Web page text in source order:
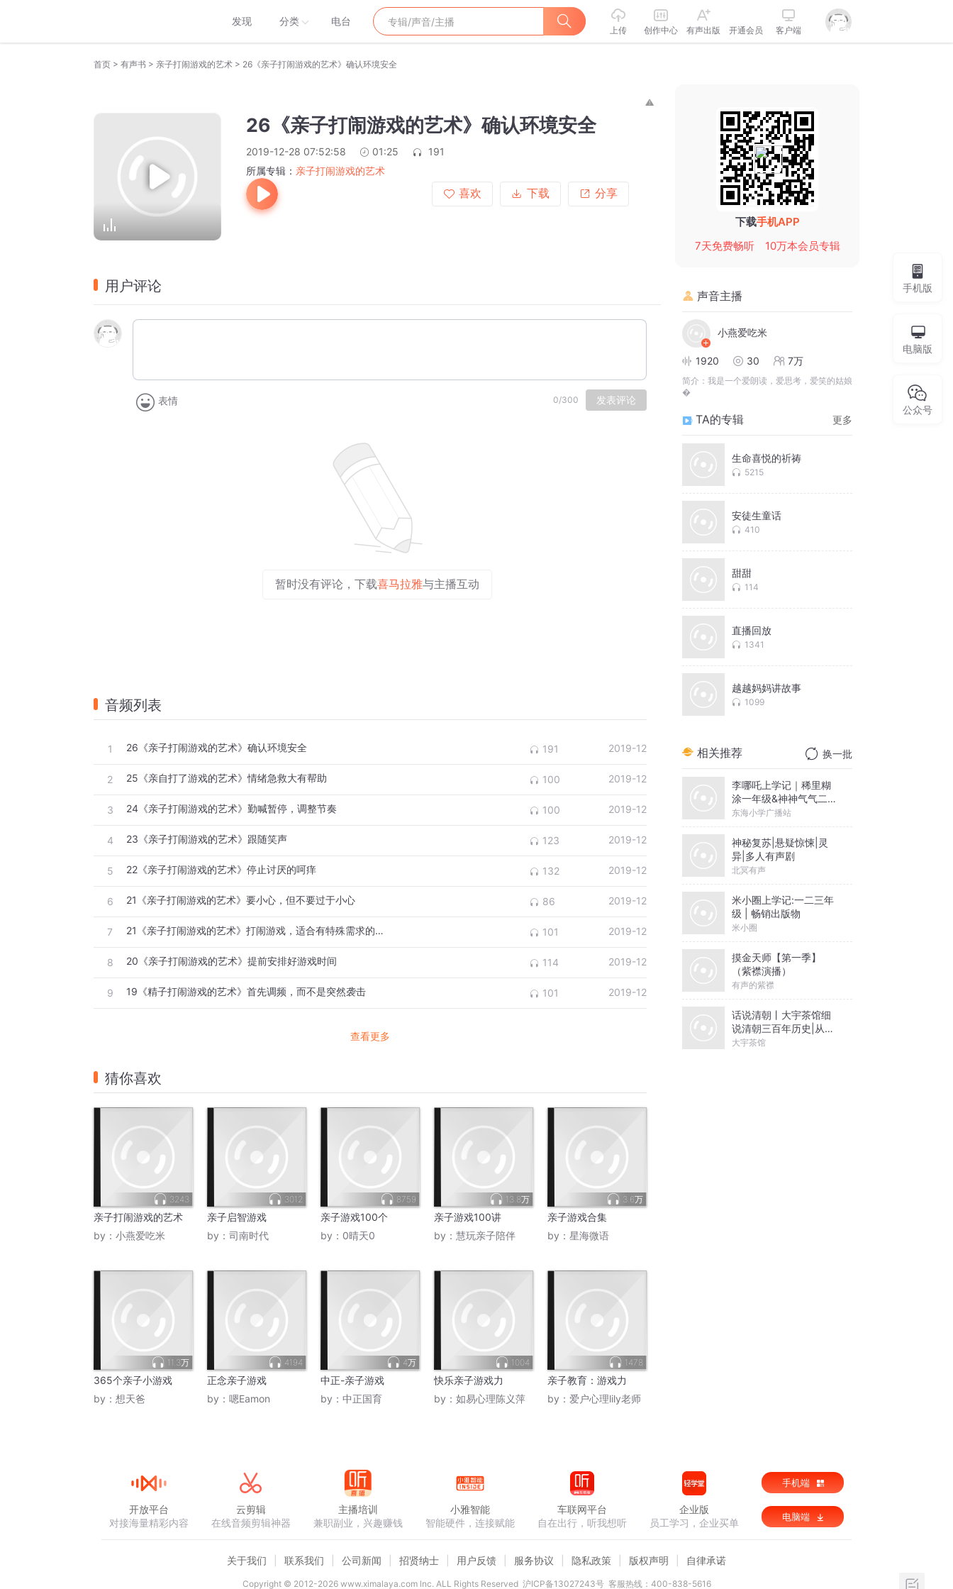
发现 分类 电台
上传 创作中心 有声出版 开通会员 客户端
首页 > 有声书 > 亲子打闹游戏的艺术 > 26《亲子打闹游戏的艺术》确认环境安全
26《亲子打闹游戏的艺术》确认环境安全
2019-12-28 07:52:58 01:25
191
所属专辑： 亲子打闹游戏的艺术
喜欢
下载 分享
用户评论
表情 0/300 发表评论
暂时没有评论，下载喜马拉雅与主播互动
音频列表
1 26《亲子打闹游戏的艺术》确认环境安全 191 2019-12
2 25《亲自打了游戏的艺术》情绪急救大有帮助 100 2019-12
3 24《亲子打闹游戏的艺术》勤喊暂停，调整节奏 100 2019-12
4 23《亲子打闹游戏的艺术》跟随笑声 123 2019-12
5 22《亲子打闹游戏的艺术》停止讨厌的呵痒 132 2019-12
6 21《亲子打闹游戏的艺术》要小心，但不要过于小心 86 2019-12
7 21《亲子打闹游戏的艺术》打闹游戏，适合有特殊需求的孩子 101 2019-12
8 20《亲子打闹游戏的艺术》提前安排好游戏时间 114 2019-12
9 19《精子打闹游戏的艺术》首先调频，而不是突然袭击 101 2019-12
查看更多
猜你喜欢
3243
亲子打闹游戏的艺术
by： 小燕爱吃米
3012
亲子启智游戏
by： 司南时代
8759
亲子游戏100个
by： 0晴天0
13.8万
亲子游戏100讲
by： 慧玩亲子陪伴
3.6万
亲子游戏合集
by： 星海微语
11.3万
365个亲子小游戏
by： 想天爸
4194
正念亲子游戏
by： 嗯Eamon
4万
中正-亲子游戏
by： 中正国育
1004
快乐亲子游戏力
by： 如易心理陈义萍
1478
亲子教育：游戏力
by： 爱户心理lily老师
下载手机APP
7天免费畅听
10万本会员专辑
声音主播
小燕爱吃米
1920 30 7万
简介： 我是一个爱朗读，爱思考，爱笑的姑娘
�
TA的专辑 更多
生命喜悦的祈祷
5215
安徒生童话
410
甜甜
114
直播回放
1341
越越妈妈讲故事
1099
相关推荐 换一批
李哪吒上学记｜稀里糊
涂一年级&神神气气二年
级
东海小学广播站
神秘复苏|悬疑惊悚|灵
异|多人有声剧
北冥有声
米小圈上学记:一二三年
级 | 畅销出版物
米小圈
摸金天师【第一季】
（紫襟演播）
有声的紫襟
话说清朝丨大宇茶馆细
说清朝三百年历史|从努
尔哈赤到末代皇帝溥仪|
大宇茶馆
手机版
电脑版
公众号
开放平台
对接海量精彩内容
云剪辑
在线音频剪辑神器
主播培训
兼职副业，兴趣赚钱
小雅智能
智能硬件，连接赋能
车联网平台
自在出行，听我想听
企业版
员工学习，企业买单
手机端
电脑端
关于我们 联系我们 公司新闻 招贤纳士 用户反馈 服务协议 隐私政策 版权声明 自律承诺
Copyright © 2012-2026www.ximalaya.com lnc. ALL Rights Reserved 沪ICP备13027243号 客服热线：400-838-5616